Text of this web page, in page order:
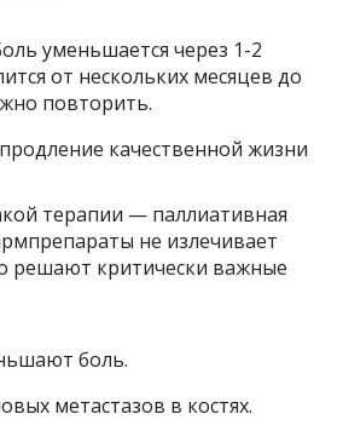
уменьшается через 1-2
от нескольких месяцев до
повторить.
качественной жизни
терапии — паллиативная
не излечивает
решают критически важные
боль.
метастазов в костях.